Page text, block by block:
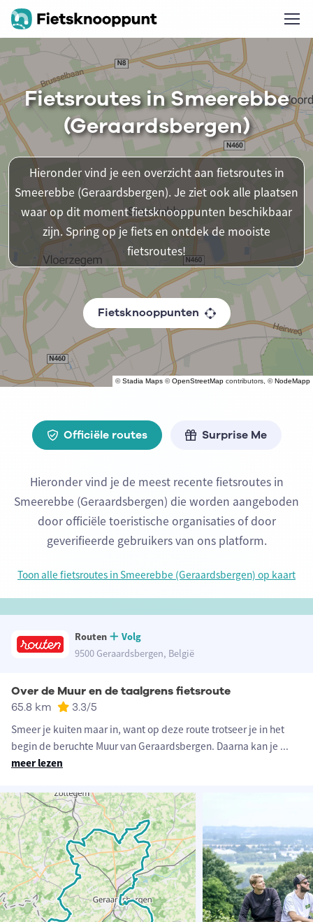
©Stadia Maps ©OpenStreetMap contributors, ©NodeMapp
Fietsroutes in Smeerebbe
(Geraardsbergen)
Hieronder vind je een overzicht aan fietsroutes in
Smeerebbe (Geraardsbergen). Je ziet ook alle plaatsen
waar op dit moment fietsknooppunten beschikbaar
zijn. Spring op je fiets en ontdek de mooiste
fietsroutes!
Fietsknooppunten
Officiële routes Surprise Me
Hieronder vind je de meest recente fietsroutes in
Smeerebbe (Geraardsbergen) die worden aangeboden
door officiële toeristische organisaties of door
geverifieerde gebruikers van ons platform.
Toon alle fietsroutes in Smeerebbe (Geraardsbergen) op kaart
Routen
Volg
9500 Geraardsbergen, België
Over de Muur en de taalgrens fietsroute
65.8 km 3.3/5
Smeer je kuiten maar in, want op deze route trotseer je in het
begin de beruchte Muur van Geraardsbergen. Daarna kan je ...
meer lezen